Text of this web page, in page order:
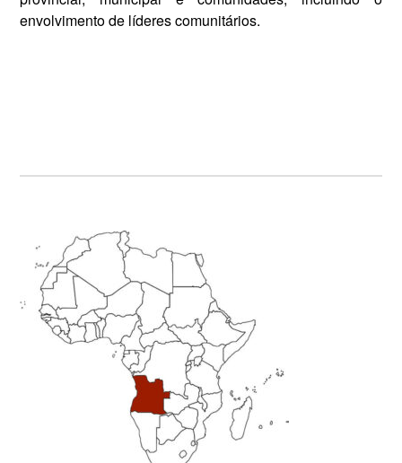
envolvimento de líderes comunitários.
Primary
Sidebar